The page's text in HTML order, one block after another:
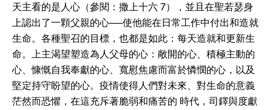
天主看的是人心（參閱：撒上十六 7），並且在聖若瑟身
上認出了一顆父親的心──使他能在日常工作中付出和造就
生命。各種聖召的目標，也都是如此：每天造就和更新生
命。上主渴望塑造為人父母的心：敞開的心、積極主動的
心、慷慨自我奉獻的心、寬慰焦慮而富於憐憫的心，以及
堅定持守盼望的心。疫情使得人們對未來、對生命的意義
茫然而恐懼，在這充斥著脆弱和痛苦的 時代，司鐸與度獻